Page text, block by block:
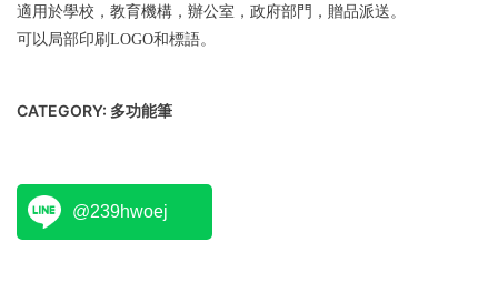
適用於學校，教育機構，辦公室，政府部門，贈品派送。
可以局部印刷LOGO和標語。
CATEGORY: 多功能筆
@239hwoej